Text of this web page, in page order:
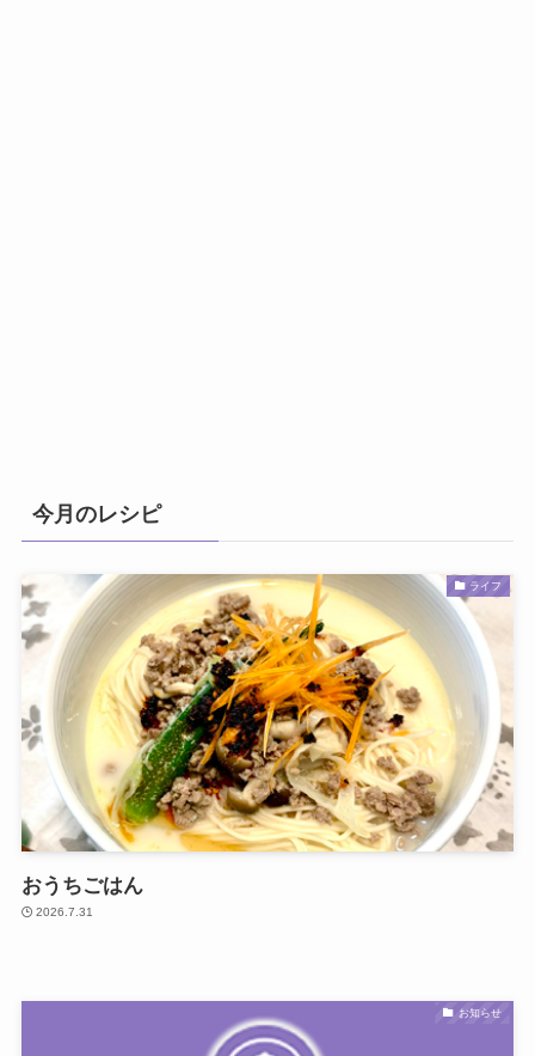
今月のレシピ
ライフ
おうちごはん
2026.7.31
お知らせ